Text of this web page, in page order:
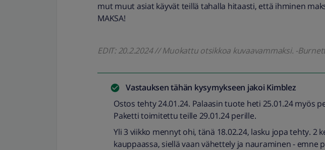
mut muut asiat käyvät teillä tahalla hitaasti, että ihminen
MAKSA!
EDIT: 20.2.2024 // Muokattu otsikkoa kuvaavammaksi. -
Vastauksen tähän kysymykseen jakoi Kimblez
Ostos tehty 24.01.24. Palaasin tuote heti 25.01.24 myös
Paketti toimitettu teille 29.01.24 perille.
Yli 3 viikko mennyt ohi, tänä 18.02.24, lasku jopa tehty. 2
kauppaassa, siellä vaan vähettely ja nauraminen - emne